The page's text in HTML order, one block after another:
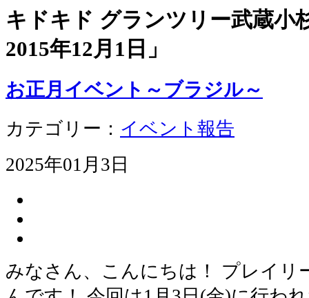
キドキド グランツリー武蔵
2015年12月1日 」
お正月イベント～ブラジル～
カテゴリー： イベント報告
2025年01月3日
みなさん、こんにちは！ プレイリ